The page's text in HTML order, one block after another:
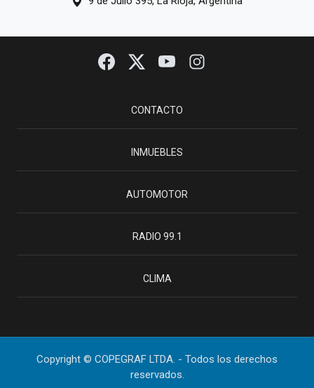
CONTACTO
INMUEBLES
AUTOMOTOR
RADIO 99.1
CLIMA
Copyright © COPEGRAF LTDA. - Todos los derechos
reservados.